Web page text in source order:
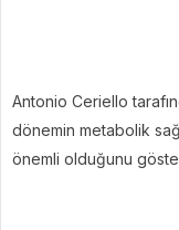
Antonio Ceriello
dönemin metabolik
önemli olduğunu